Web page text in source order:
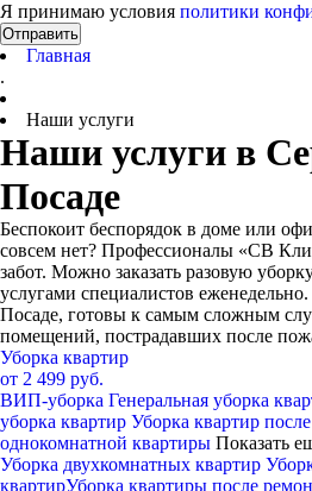
Я принимаю условия политики
Отправить
Главная
.
Наши услуги
Наши услуги в
Посаде
Беспокоит беспорядок в доме или
совсем нет? Профессионалы «СВ
забот. Можно заказать разовую
услугами специалистов
Посаде, готовы к самым сложным
помещений, пострадавших после
Уборка квартир
от 2 499 руб.
ВИП-уборка Генеральная уборка
уборка квартир Уборка квартир
однокомнатной квартиры Показать
Уборка двухкомнатных квартир
квартирУборка квартиры после